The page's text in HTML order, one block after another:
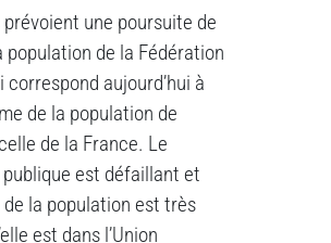
une poursuite de
population de la Fédération
correspond aujourd’hui à
de la population de
de la France. Le
est défaillant et
de la population est très
est dans l’Union